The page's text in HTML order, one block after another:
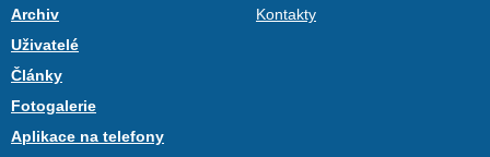
Archiv
Uživatelé
Články
Fotogalerie
Aplikace na telefony
Kontakty